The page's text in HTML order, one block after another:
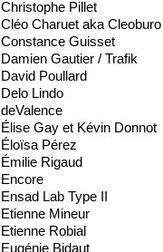
Christophe Pillet
Cléo Charuet aka Cleoburo
Constance Guisset
Damien Gautier / Trafik
David Poullard
Delo Lindo
deValence
Élise Gay et Kévin Donnot
Éloïsa Pérez
Émilie Rigaud
Encore
Ensad Lab Type II
Etienne Mineur
Etienne Robial
Eugénie Bidaut